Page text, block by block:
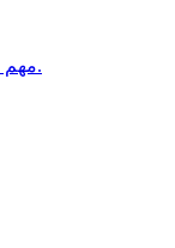
مهم جدا: شروط العبادة وأعظم حديثين في الإسلام.